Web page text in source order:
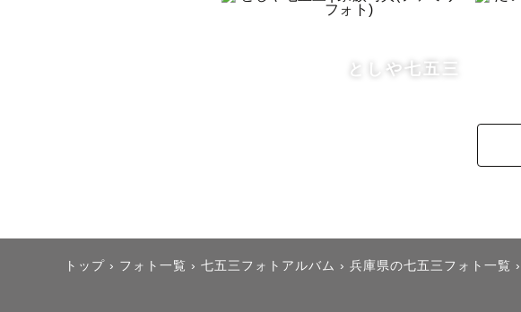
七五三やお宮参りなど、
思い出に残る素敵な思い出を
一部交通費を頂く場合も
としや七五三
トップ › フォト一覧 › 七五三フォトアルバム › 兵庫県の七五三フォト一覧 ›